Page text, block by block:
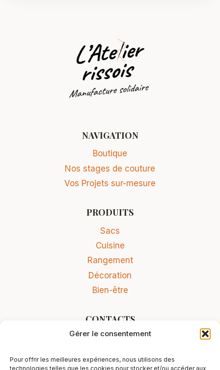
Gérer le consentement
Pour offrir les meilleures expériences, nous utilisons des
technologies telles que les cookies pour stocker et/ou accéder aux
NAVIGATION
Boutique
Nos stages de couture
Vos Projets sur-mesure
PRODUITS
Sacs
Cuisine
Rangement
Décoration
Bien-être
CONTACTS
Contact
Mentions légales